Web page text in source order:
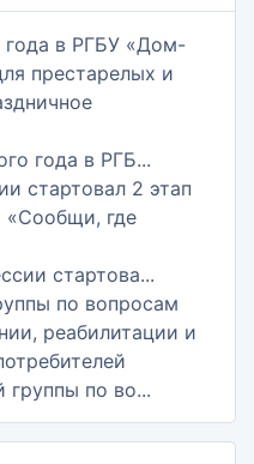
года в РГБ...
стартова...
группы по во...